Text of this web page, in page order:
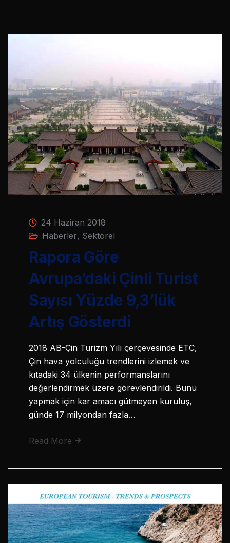
24 Haziran 2018
Haberler, Sektörel
Rapora Göre
Avrupa’daki Çinli Turist
Sayısı Yüzde 9,3’lük
Artış Gösterdi
2018 AB-Çin Turizm Yılı çerçevesinde ETC,
Çin hava yolculuğu trendlerini izlemek ve
kıtadaki 34 ülkenin performanslarını
değerlendirmek üzere görevlendirildi. Bunu
yapmak için kar amacı gütmeyen kuruluş,
günde 17 milyondan fazla…
Read More